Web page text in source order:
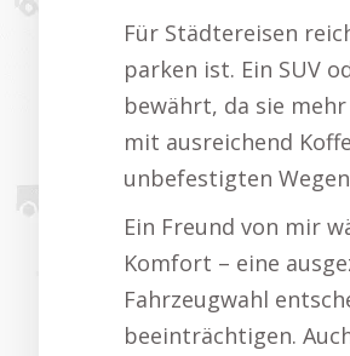
Für Städtereisen
parken ist. Ein SUV
bewährt, da sie
mit ausreichend
unbefestigten
Ein Freund von mir
Komfort – eine
Fahrzeugwahl
beeinträchtigen.